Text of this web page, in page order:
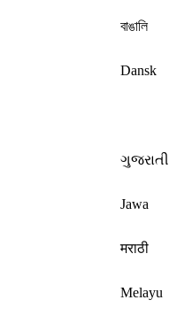
বাঙালি
Dansk
ગુજરાતી
Jawa
मराठी
Melayu